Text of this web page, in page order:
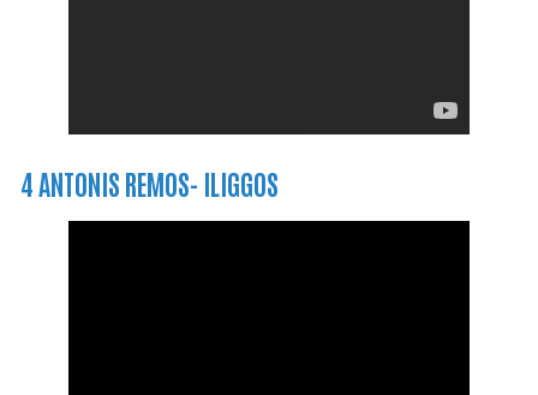
4 ANTONIS REMOS- ILIGGOS